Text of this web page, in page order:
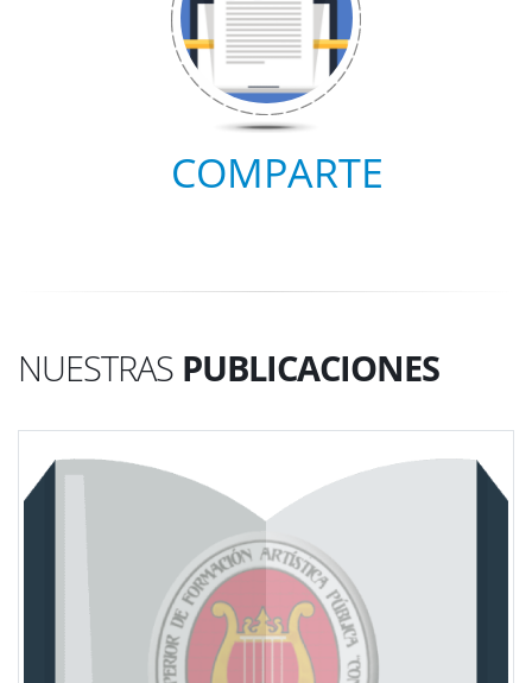
COMPARTE
NUESTRAS PUBLICACIONES